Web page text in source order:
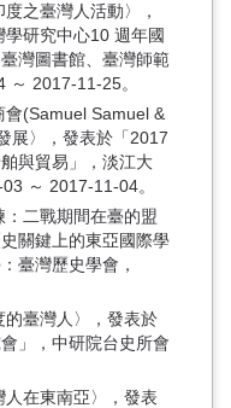
之臺灣人活動〉，
研究中心10 週年國
灣圖書館、臺灣師範
～ 2017-11-25。
(Samuel Samuel &
展〉，發表於「2017
與貿易」，淡江大
～ 2017-11-04。
二戰期間在臺的盟
關鍵上的東亞國際學
臺灣歷史學會，
臺灣人〉，發表於
」，中研院台史所會
在東南亞〉，發表